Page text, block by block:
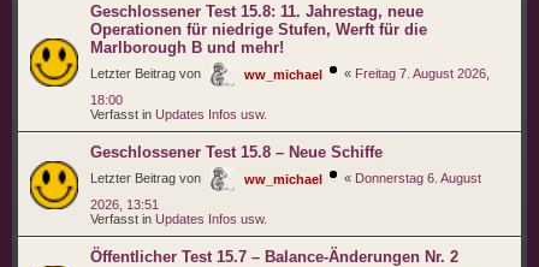
Geschlossener Test 15.8: 11. Jahrestag, neue
Operationen für niedrige Stufen, Werft für die
Marlborough B und mehr!
Letzter Beitrag von ww_michael « Freitag 7. August 2026,
18:00
Verfasst in Updates Infos usw.
Geschlossener Test 15.8 – Neue Schiffe
Letzter Beitrag von ww_michael « Donnerstag 6. August
2026, 13:51
Verfasst in Updates Infos usw.
Öffentlicher Test 15.7 – Balance-Änderungen Nr. 2